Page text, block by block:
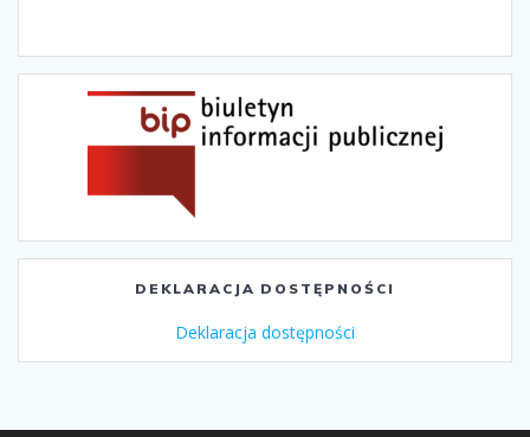
DEKLARACJA DOSTĘPNOŚCI
Deklaracja dostępności